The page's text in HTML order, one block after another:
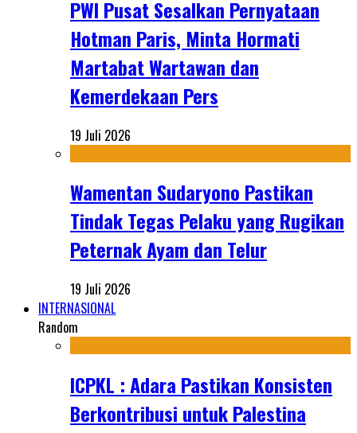
PWI Pusat Sesalkan Pernyataan
Hotman Paris, Minta Hormati
Martabat Wartawan dan
Kemerdekaan Pers
19 Juli 2026
Wamentan Sudaryono Pastikan
Tindak Tegas Pelaku yang Rugikan
Peternak Ayam dan Telur
19 Juli 2026
INTERNASIONAL
Random
ICPKL : Adara Pastikan Konsisten
Berkontribusi untuk Palestina